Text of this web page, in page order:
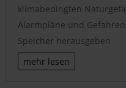
klimabedingten
Alarmpläne und
Speicher herausgeben
mehr lesen